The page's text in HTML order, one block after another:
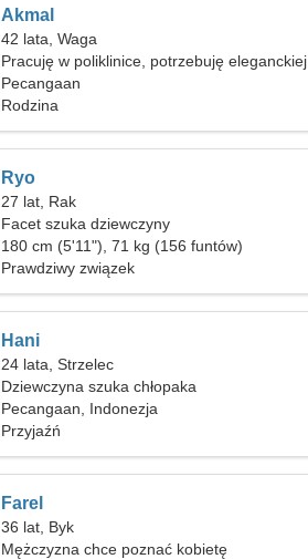
Akmal
42 lata, Waga
Pracuję w poliklinice, potrzebuję eleganckiej
kobiety
Pecangaan
Rodzina
Ryo
27 lat, Rak
Facet szuka dziewczyny
180 cm (5'11"), 71 kg (156 funtów)
Prawdziwy związek
Hani
24 lata, Strzelec
Dziewczyna szuka chłopaka
Pecangaan, Indonezja
Przyjaźń
Farel
36 lat, Byk
Mężczyzna chce poznać kobietę